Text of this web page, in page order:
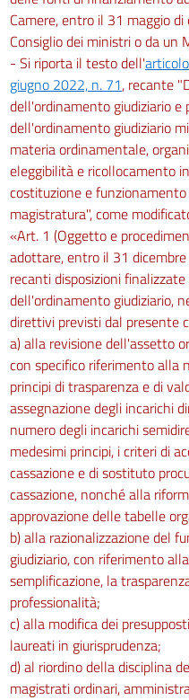
Camere, entro il 31 maggio
Consiglio dei ministri o da un
- Si riporta il testo dell'
giugno 2022, n. 71, recante
dell'ordinamento giudiziario e
dell'ordinamento giudiziario
materia ordinamentale,
eleggibilità e ricollocamento
costituzione e
magistratura", come
«Art. 1 (Oggetto e
adottare, entro il 31
recanti disposizioni
dell'ordinamento giudiziario,
direttivi previsti dal presente
a) alla revisione dell'assetto
con specifico riferimento alla
principi di trasparenza e di
assegnazione degli incarichi
numero degli incarichi
medesimi principi, i criteri di
cassazione e di sostituto
cassazione, nonché alla
approvazione delle tabelle
b) alla razionalizzazione del
giudiziario, con riferimento
semplificazione, la
professionalità;
c) alla modifica dei
laureati in giurisprudenza;
d) al riordino della disciplina
magistrati ordinari,